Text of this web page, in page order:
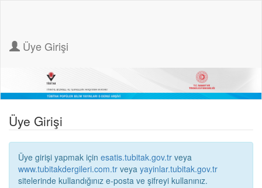
Üye Girişi
Üye Girişi
Üye girişi yapmak için esatis.tubitak.gov.tr veya
www.tubitakdergileri.com.tr veya yayinlar.tubitak.gov.tr
sitelerinde kullandığınız e-posta ve şifreyi kullanınız.